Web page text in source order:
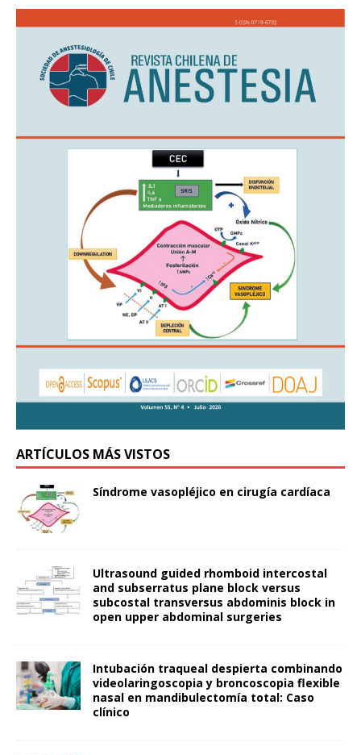
ARTÍCULOS MÁS VISTOS
Síndrome vasopléjico en cirugía cardíaca
Ultrasound guided rhomboid intercostal
and subserratus plane block versus
subcostal transversus abdominis block in
open upper abdominal surgeries
Intubación traqueal despierta combinando
videolaringoscopia y broncoscopia flexible
nasal en mandibulectomía total: Caso
clínico